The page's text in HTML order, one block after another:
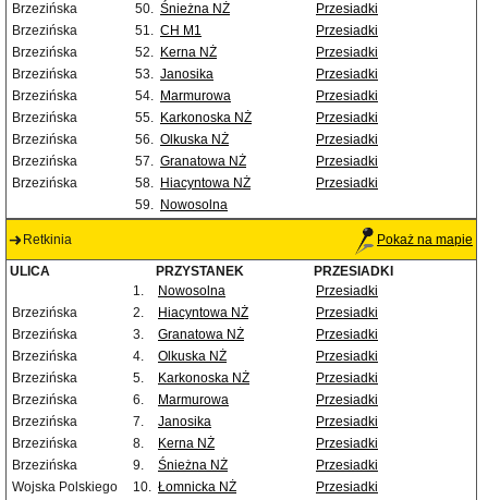
Brzezińska
50. Śnieżna NŻ
Przesiadki
Brzezińska
51. CH M1
Przesiadki
Brzezińska
52. Kerna NŻ
Przesiadki
Brzezińska
53. Janosika
Przesiadki
Brzezińska
54. Marmurowa
Przesiadki
Brzezińska
55. Karkonoska NŻ
Przesiadki
Brzezińska
56. Olkuska NŻ
Przesiadki
Brzezińska
57. Granatowa NŻ
Przesiadki
Brzezińska
58. Hiacyntowa NŻ
Przesiadki
59. Nowosolna
Retkinia Pokaż na mapie
ULICA PRZYSTANEK
PRZESIADKI
1.
Nowosolna
Przesiadki
Brzezińska
2. Hiacyntowa NŻ
Przesiadki
Brzezińska
3. Granatowa NŻ
Przesiadki
Brzezińska
4. Olkuska NŻ
Przesiadki
Brzezińska
5. Karkonoska NŻ
Przesiadki
Brzezińska
6. Marmurowa
Przesiadki
Brzezińska
7. Janosika
Przesiadki
Brzezińska
8. Kerna NŻ
Przesiadki
Brzezińska
9. Śnieżna NŻ
Przesiadki
Wojska Polskiego
10. Łomnicka NŻ
Przesiadki